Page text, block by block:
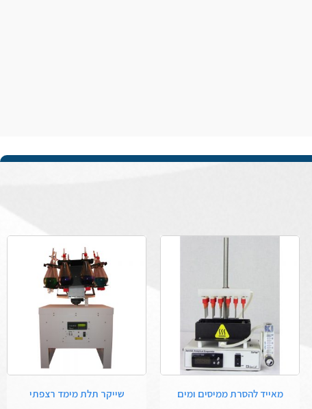
מאייד להסרת ממיסים ומים שייקר תלת מימד רצפתי